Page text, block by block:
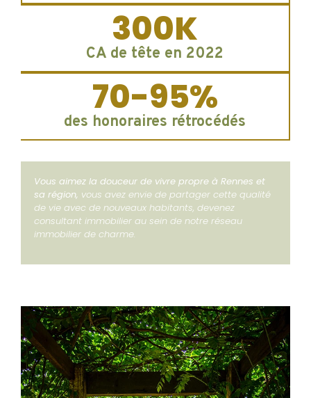
CA de tête en 2022
300K
des honoraires rétrocédés
70-95%
Vous aimez la douceur de vivre propre à Rennes et
sa région, vous avez envie de partager cette qualité
de vie avec de nouveaux habitants, devenez
consultant immobilier au sein de notre réseau
immobilier de charme.